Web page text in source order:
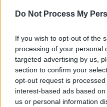
Do Not Process My
If you wish to opt-out of the
processing of your personal
targeted advertising by us,
section to confirm your
opt-out request is
interest-based ads based
us or personal information
Αναφερόμενη στους
κατά την περίοδο
παραδέχτηκε πως
σωστά». Είπε
γνωρίζαμε
προβλήματά σας
Μάθαμε
επουλώσουμε τα